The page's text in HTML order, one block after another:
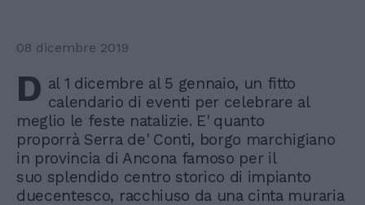
08 dicembre 2019
D al 1 dicembre al 5 gennaio, un fitto
calendario di eventi per celebrare al
meglio le feste natalizie. E' quanto
proporrà Serra de' Conti, borgo marchigiano
in provincia di Ancona famoso per il
suo splendido centro storico di impianto
duecentesco, racchiuso da una cinta muraria